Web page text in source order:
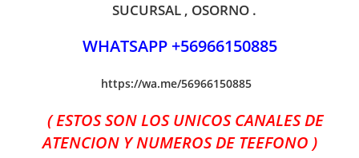
SUCURSAL , OSORNO .
WHATSAPP +56966150885
https://wa.me/56966150885
( ESTOS SON LOS UNICOS CANALES DE
ATENCION Y NUMEROS DE TEEFONO )